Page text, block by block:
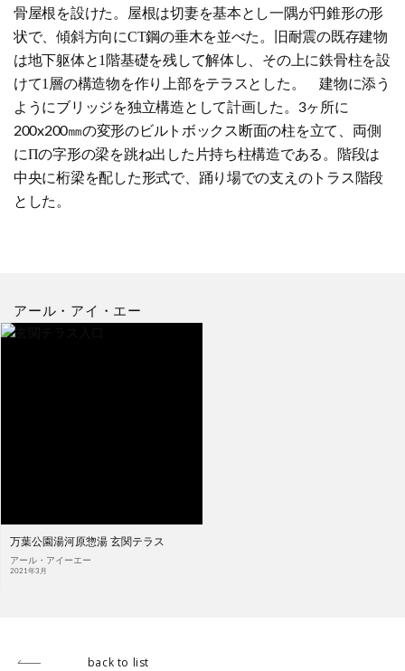
骨屋根を設けた。屋根は切妻を基本とし一隅が円錐形の形
状で、傾斜方向にCT鋼の垂木を並べた。旧耐震の既存建物
は地下躯体と1 階基礎を残して解体し、その上に鉄骨柱を設
けて1 層の構造物を作り上部をテラスとした。建物に添う
ようにブリッジを独立構造として計画した。 3ヶ所に
200x200㎜の変形のビルトボックス断面の柱を立て、両側
にΠの字形の梁を跳ね出した片持ち柱構造である。階段は
中央に桁梁を配した形式で、踊り場での支えのトラス階段
とした。
アール・アイ・エー
万葉公園湯河原惣湯 玄関テラス
アール・アイーエー
2021年3月
back to list